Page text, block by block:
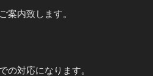
案内致します。
の対応になります。